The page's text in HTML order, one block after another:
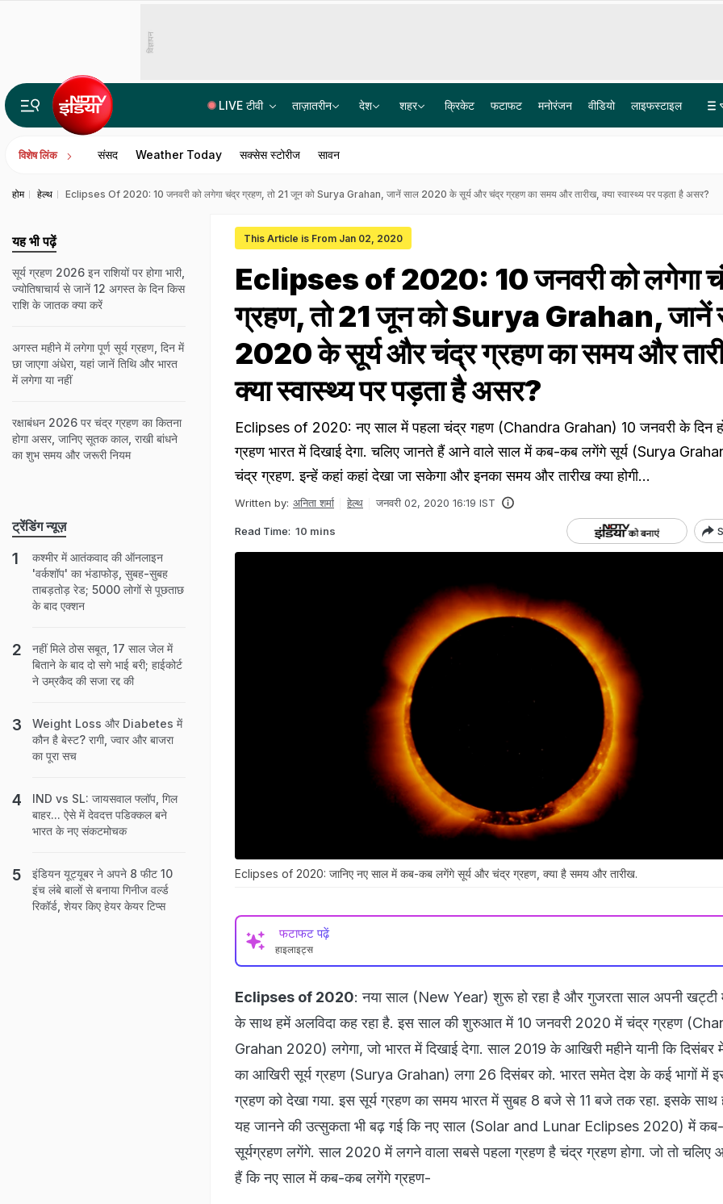
विज्ञापन
LIVE टीवी ताज़ातरीन देश शहर क्रिकेट फटाफट मनोरंजन वीडियो लाइफस्टाइल
विशेष लिंक संसद Weather Today सक्सेस स्टोरीज सावन
होम हेल्थ Eclipses Of 2020: 10 जनवरी को लगेगा चंद्र ग्रहण, तो 21 जून को Surya Grahan, जानें साल 2020 के सूर्य और चंद्र ग्रहण का समय और तारीख, क्या स्वास्थ्य पर पड़ता है असर?
This Article is From Jan 02, 2020
Eclipses of 2020: 10 जनवरी को लगेगा
ग्रहण, तो 21 जून को Surya Grahan, जानें
2020 के सूर्य और चंद्र ग्रहण का समय और
क्या स्वास्थ्य पर पड़ता है असर?
Eclipses of 2020: नए साल में पहला चंद्र गहण (Chandra Grahan) 10 जनवरी के दिन
ग्रहण भारत में दिखाई देगा. चलिए जानते हैं आने वाले साल में कब-कब लगेंगे सूर्य (Surya
चंद्र ग्रहण. इन्हें कहां कहां देखा जा सकेगा और इनका समय और तारीख क्या होगी...
Written by: अनिता शर्मा हेल्थ जनवरी 02, 2020 16:19 IST
Read Time: 10 mins
Eclipses of 2020: जानिए नए साल में कब-कब लगेंगे सूर्य और चंद्र ग्रहण, क्या है समय और तारीख.
फटाफट पढ़ें
हाइलाइट्स
Eclipses of 2020: नया साल (New Year) शुरू हो रहा है और गुजरता साल अपनी खट्टी
के साथ हमें अलविदा कह रहा है. इस साल की शुरुआत में 10 जनवरी 2020 में चंद्र ग्रहण
Grahan 2020) लगेगा, जो भारत में दिखाई देगा. साल 2019 के आखिरी महीने यानी कि दिसंबर
का आखिरी सूर्य ग्रहण (Surya Grahan) लगा 26 दिसंबर को. भारत समेत देश के कई भागों में
ग्रहण को देखा गया. इस सूर्य ग्रहण का समय भारत में सुबह 8 बजे से 11 बजे तक रहा. इसके साथ
यह जानने की उत्सुकता भी बढ़ गई कि नए साल (Solar and Lunar Eclipses 2020) में
सूर्यग्रहण लगेंगे. साल 2020 में लगने वाला सबसे पहला ग्रहण है चंद्र ग्रहण होगा. जो तो चलिए
हैं कि नए साल में कब-कब लगेंगे ग्रहण-
यह भी पढ़ें
सूर्य ग्रहण 2026 इन राशियों पर होगा भारी,
ज्योतिषाचार्य से जानें 12 अगस्त के दिन किस
राशि के जातक क्या करें
अगस्त महीने में लगेगा पूर्ण सूर्य ग्रहण, दिन में
छा जाएगा अंधेरा, यहां जानें तिथि और भारत
में लगेगा या नहीं
रक्षाबंधन 2026 पर चंद्र ग्रहण का कितना
होगा असर, जानिए सूतक काल, राखी बांधने
का शुभ समय और जरूरी नियम
ट्रेंडिंग न्यूज़
कश्मीर में आतंकवाद की ऑनलाइन
'वर्कशॉप' का भंडाफोड़, सुबह-सुबह
ताबड़तोड़ रेड; 5000 लोगों से पूछताछ
के बाद एक्शन
नहीं मिले ठोस सबूत, 17 साल जेल में
बिताने के बाद दो सगे भाई बरी; हाईकोर्ट
ने उम्रकैद की सजा रद्द की
Weight Loss और Diabetes में
कौन है बेस्ट? रागी, ज्वार और बाजरा
का पूरा सच
IND vs SL: जायसवाल फ्लॉप, गिल
बाहर... ऐसे में देवदत्त पडिक्कल बने
भारत के नए संकटमोचक
इंडियन यूट्यूबर ने अपने 8 फीट 10
इंच लंबे बालों से बनाया गिनीज वर्ल्ड
रिकॉर्ड, शेयर किए हेयर केयर टिप्स